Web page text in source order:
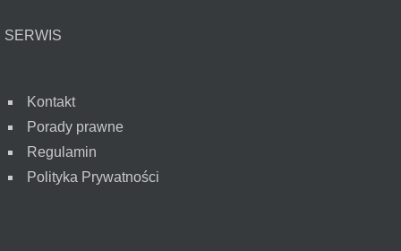
SERWIS
Kontakt
Porady prawne
Regulamin
Polityka Prywatności